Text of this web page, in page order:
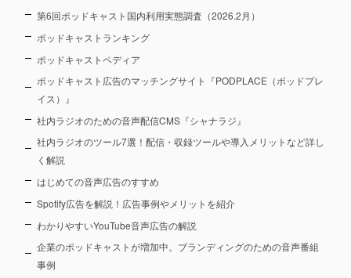
第6回ポッドキャスト国内利用実態調査（2026.2月）
ポッドキャストランキング
ポッドキャストペディア
ポッドキャスト広告のマッチングサイト『PODPLACE（ポッドプレ
イス）』
社内ラジオのための音声配信CMS『シャナラジ』
社内ラジオのツール7選！配信・収録ツールや導入メリットなど詳し
く解説
はじめての音声広告のすすめ
Spotify広告を解説！広告事例やメリットを紹介
わかりやすいYouTube音声広告の解説
企業のポッドキャストが増加中。ブランディングのための音声番組
事例